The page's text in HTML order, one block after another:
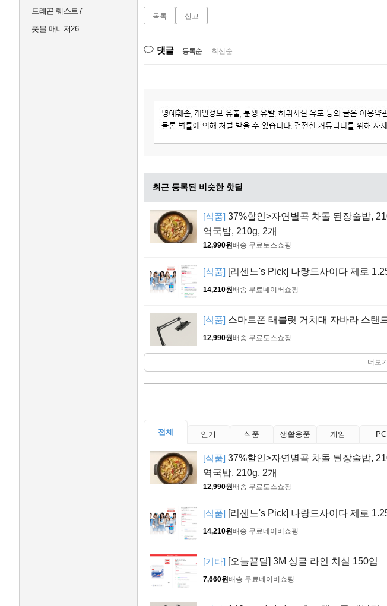
드래곤 퀘스트7
풋볼 매니저26
목록 신고
댓글 등록순 최신순
최근 등록된 비슷한 핫딜
[식품] 37%할인>자연별곡 차돌 된장술밥,
역국밥, 210g, 2개
12,990원배송 무료토스쇼핑
[식품] [리센느's Pick] 나랑드사이다 제로
14,210원배송 무료네이버쇼핑
[식품] 스마트폰 태블릿 거치대 자바라 스탠
12,990원배송 무료토스쇼핑
더보
전체 인기 식품 생활용품 게임 PC
[식품] 37%할인>자연별곡 차돌 된장술밥,
역국밥, 210g, 2개
12,990원배송 무료토스쇼핑
[식품] [리센느's Pick] 나랑드사이다 제로
14,210원배송 무료네이버쇼핑
[기타] [오늘끝딜] 3M 싱글 라인 치실 150입
7,660원배송 무료네이버쇼핑